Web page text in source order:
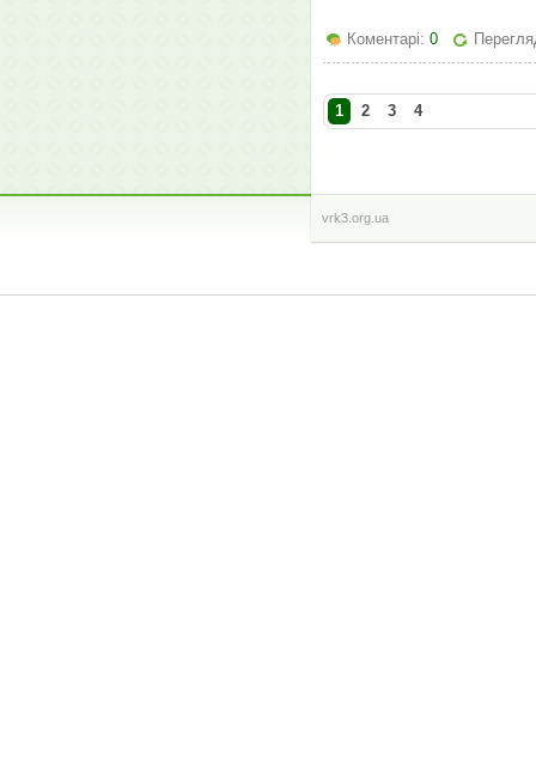
Коментарі: 0
1 2 3 4
vrk3.org.ua